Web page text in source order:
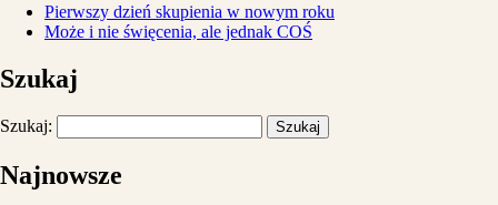
Pierwszy dzień skupienia w nowym roku
Może i nie święcenia, ale jednak COŚ
Szukaj
Szukaj:
Najnowsze